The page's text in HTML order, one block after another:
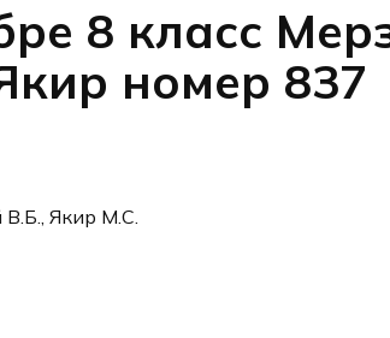
8 класс
номер 837
В.Б., Якир М.С.